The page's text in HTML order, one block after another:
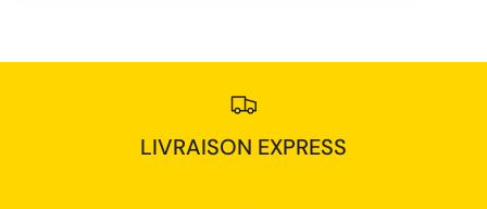
LIVRAISON EXPRESS